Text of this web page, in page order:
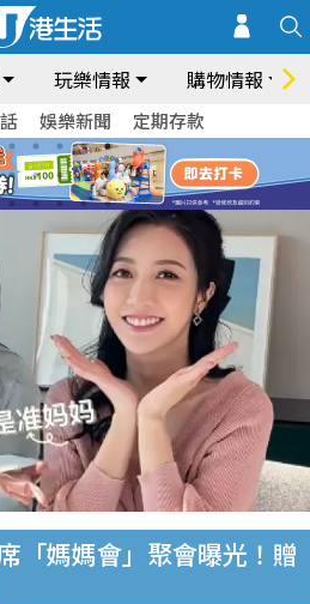
玩樂情報 購物情報
娛樂新聞 定期存款
「媽媽會」聚會曝光！贈